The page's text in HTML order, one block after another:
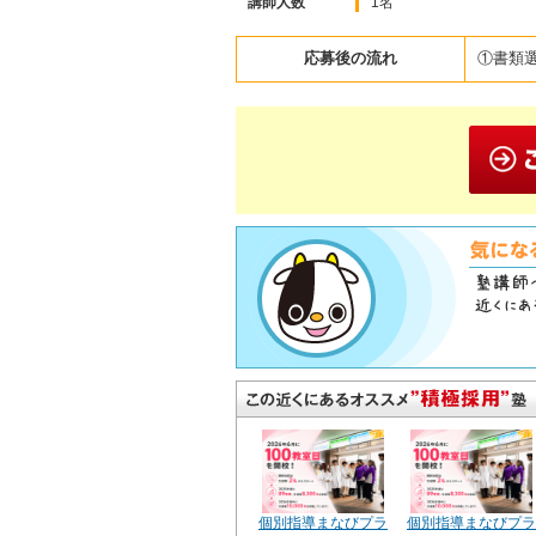
応募後の流れ ①書類
個別指導まなびプラ
個別指導まなびプラ